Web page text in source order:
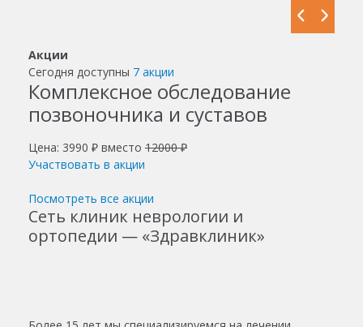
Акции
Сегодня доступны 7 акции
Комплексное обследование
позвоночника и суставов
Цена: 3990 ₽ вместо 12000 ₽
Участвовать в акции
Посмотреть все акции
Сеть клиник неврологии и
ортопедии — «Здравклиник»